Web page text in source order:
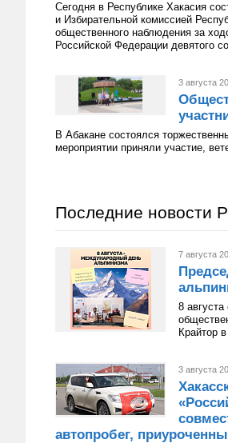
Сегодня в Республике Хакасия
и Избирательной комиссией
общественного наблюдения за
Российской Федерации девятого
3 августа
В Абакане состоялся
мероприятии приняли участие,
Последние новости
7 августа
8
Крайтор
3 августа
автопробег,